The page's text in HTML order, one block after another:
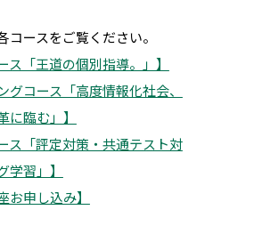
コースをご覧ください。
ス「王道の個別指導。」】
グコース「高度情報化社会、
に臨む」】
ス「評定対策・共通テスト対
学習」】
お申し込み】